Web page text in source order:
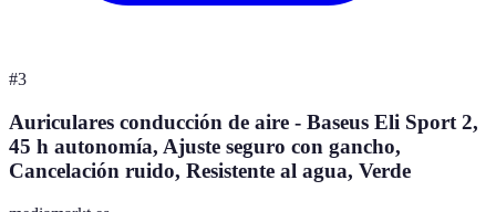
#3
Auriculares conducción de aire - Baseus Eli Sport 2,
45 h autonomía, Ajuste seguro con gancho,
Cancelación ruido, Resistente al agua, Verde